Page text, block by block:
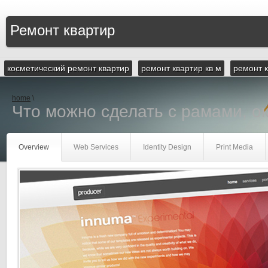
Ремонт квартир
косметический ремонт квартир ремонт квартир кв м ремонт
home \
Что можно сделать с рамами,
Overview Web Services Identity Design Print Media